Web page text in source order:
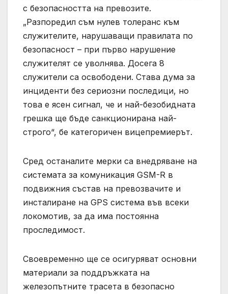
с безопасността на превозите.
„Разпоредил съм нулев толеранс към
служителите, нарушаващи правилата по
безопасност – при първо нарушение
служителят се уволнява. Досега 8
служители са освободени. Става дума за
инциденти без сериозни последици, но
това е ясен сигнал, че и най-безобидната
грешка ще бъде санкционирана най-
строго“, бе категоричен вицепремиерът.
Сред останалите мерки са внедряване на
системата за комуникация GSM-R в
подвижния състав на превозвачите и
инсталиране на GPS система във всеки
локомотив, за да има постоянна
проследимост.
Своевременно ще се осигуряват основни
материали за поддръжката на
железопътните трасета в безопасно